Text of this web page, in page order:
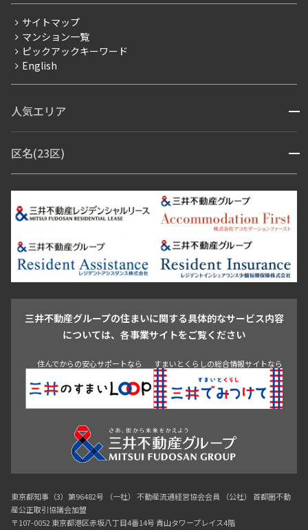
賃料改定
フリーレント
ペット可
ブランドマンション
サイトマップ
マンション一覧
ピックアックキーワード
English
人気エリア 開閉
青山・表参道・原宿
市ヶ谷・神楽坂・飯田橋
三田・芝・浜松町
芝浦・汐留・品川
月島・勝どき・豊洲
本郷・春日・小石川
目白・高田馬場・早稲田
池尻大橋・三軒茶屋
祐天寺・学芸大学・自由が丘
駒沢・用賀・二子玉川
成城・砧
池袋・板橋・王子
青山 渋谷 東京・大手町 新宿 品川
目黒・中目黒
区名(23区) 開閉
江東区 台東区 墨田区
中野区
豊島区
杉並区 板橋区 練馬区 荒川区
足立区
葛飾区
江戸川区
三井不動産グループの住まいに関する具体的なサービス内容
については、各事業サイトをご覧ください
住んでからの安心サポートなら すまいとくらしの総合情報サイトなら
東京都知事（3）第96482号 （一社） 不動産流通経営協会会員 （公社） 首都圏不動
産公正取引協議会加盟
〒107-0052 東京都港区赤坂八丁目4番14号 青山タワープレイス4階